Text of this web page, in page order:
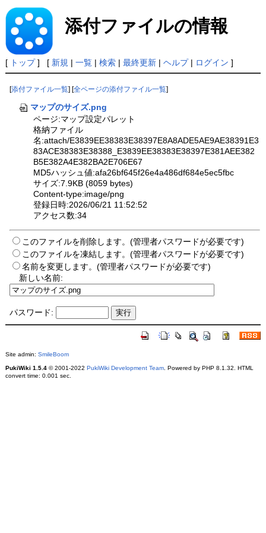
添付ファイルの情報
[ トップ] [ 新規 | 一覧| 検索| 最終更新| ヘルプ| ログイン ]
[添付ファイル一覧] [全ページの添付ファイル一覧]
マップのサイズ.png
ページ:マップ設定パレット
格納ファイル
名:attach/E3839EE38383E38397E8A8ADE5AE9AE38391E3
83ACE38383E38388_E3839EE38383E38397E381AEE382
B5E382A4E382BA2E706E67
MD5ハッシュ値:afa26bf645f26e4a486df684e5ec5fbc
サイズ:7.9KB (8059 bytes)
Content-type:image/png
登録日時:2026/06/21 11:52:52
アクセス数:34
このファイルを削除します。(管理者パスワードが必要です)
このファイルを凍結します。(管理者パスワードが必要です)
名前を変更します。(管理者パスワードが必要です)
新しい名前:
パスワード:
Site admin: SmileBoom
PukiWiki 1.5.4© 2001-2022 PukiWiki Development Team. Powered by PHP 8.1.32. HTML
convert time: 0.001 sec.